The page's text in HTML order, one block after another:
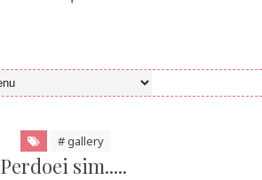
# gallery
Perdoei sim.....